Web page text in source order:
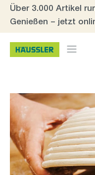
Zum Hauptinhalt springen
Über 3.000 Artikel
Genießen – jetzt
Bildergalerie